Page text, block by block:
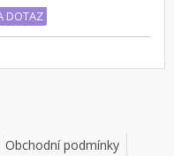
DOTAZ
Obchodní podmínky